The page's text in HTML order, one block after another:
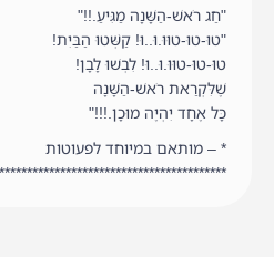
"חַג רֹאשׁ-הַשָּׁנָה מַגִּיעַ.!!"
"טוּ-טוּ-טוּוּ.וּ..וּ! קַשְּׁטוּ הַבַּיִת!
טוּ-טוּ-טוּוּ.וּ..וּ! לִבְשׁוּ לָבָן!
שֶׁלִּקְרַאת רֹאשׁ-הַשָּׁנָה
כָּל אֶחָד יִהְיֶה מוּכָן.!!!"
* – מותאם במיוחד לפעוטות
*****************************************